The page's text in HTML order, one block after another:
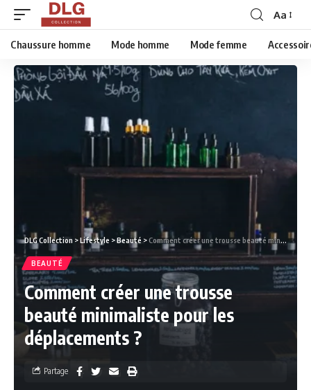
Aa
Chaussure homme Mode homme Mode femme
DLG Collection >Lifestyle >Beauté >Comment créer une trousse beauté minimaliste pour les déplacements ?
BEAUTÉ
Comment créer une trousse
beauté minimaliste pour les
déplacements ?
Partage